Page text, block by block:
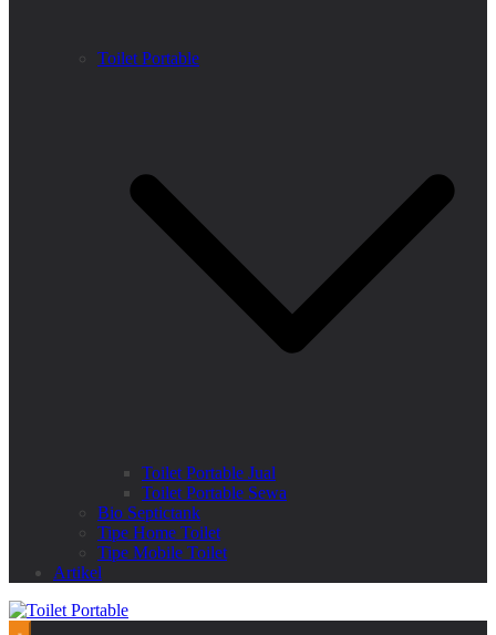
Toilet Portable
Toilet Portable Jual
Toilet Portable Sewa
Bio Septictank
Tipe Home Toilet
Tipe Mobile Toilet
Artikel